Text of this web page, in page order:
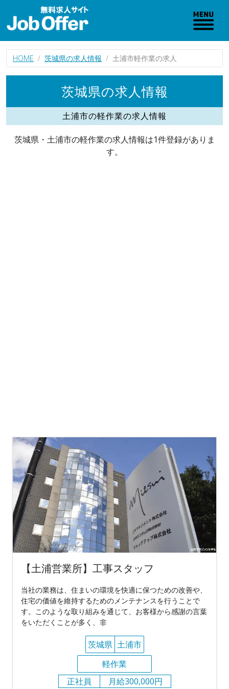
HOME 茨城県の求人情報 土浦市軽作業の求人
茨城県の求人情報
土浦市の軽作業の求人情報
茨城県・土浦市の軽作業の求人情報は1件登録がありま
す。
【土浦営業所】工事スタッフ
当社の業務は、住まいの環境を快適に保つための改善や、
住宅の価値を維持するためのメンテナンスを行うことで
す。このような取り組みを通じて、お客様から感謝の言葉
をいただくことが多く、非
茨城県 土浦市
軽作業
正社員
月給300,000円